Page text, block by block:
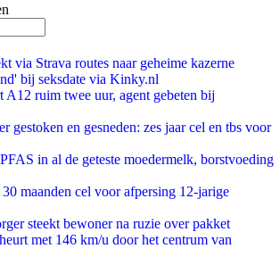
via Strava routes naar geheime kazerne
bij seksdate via Kinky.nl
A12 ruim twee uur, agent gebeten bij
gestoken en gesneden: zes jaar cel en tbs voor
in al de geteste moedermelk, borstvoeding
maanden cel voor afpersing 12-jarige
steekt bewoner na ruzie over pakket
met 146 km/u door het centrum van